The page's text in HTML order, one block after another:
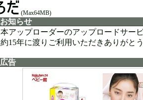
(Max64MB)
お知らせ
本アップローダーのアップロードサー
約15年に渡りご利用いただきありがと
広告